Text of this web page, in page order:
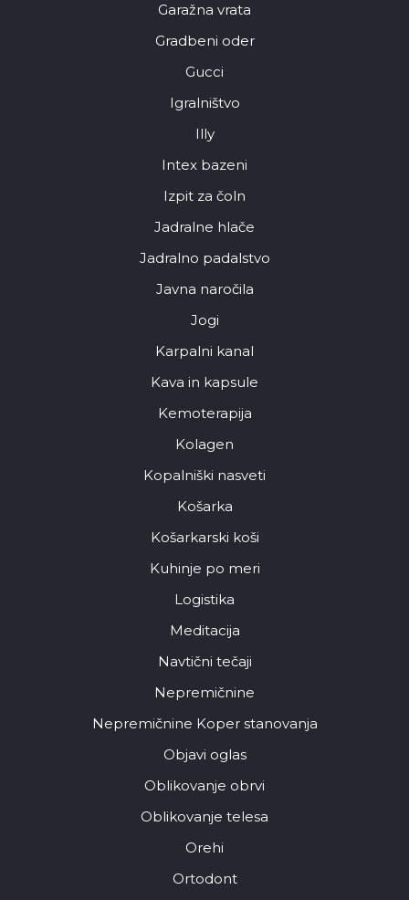
Garažna vrata
Gradbeni oder
Gucci
Igralništvo
Illy
Intex bazeni
Izpit za čoln
Jadralne hlače
Jadralno padalstvo
Javna naročila
Jogi
Karpalni kanal
Kava in kapsule
Kemoterapija
Kolagen
Kopalniški nasveti
Košarka
Košarkarski koši
Kuhinje po meri
Logistika
Meditacija
Navtični tečaji
Nepremičnine
Nepremičnine Koper stanovanja
Objavi oglas
Oblikovanje obrvi
Oblikovanje telesa
Orehi
Ortodont